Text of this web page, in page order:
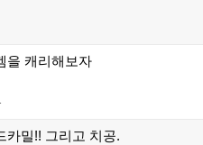
을 캐리해보자
카밀!! 그리고 치공.